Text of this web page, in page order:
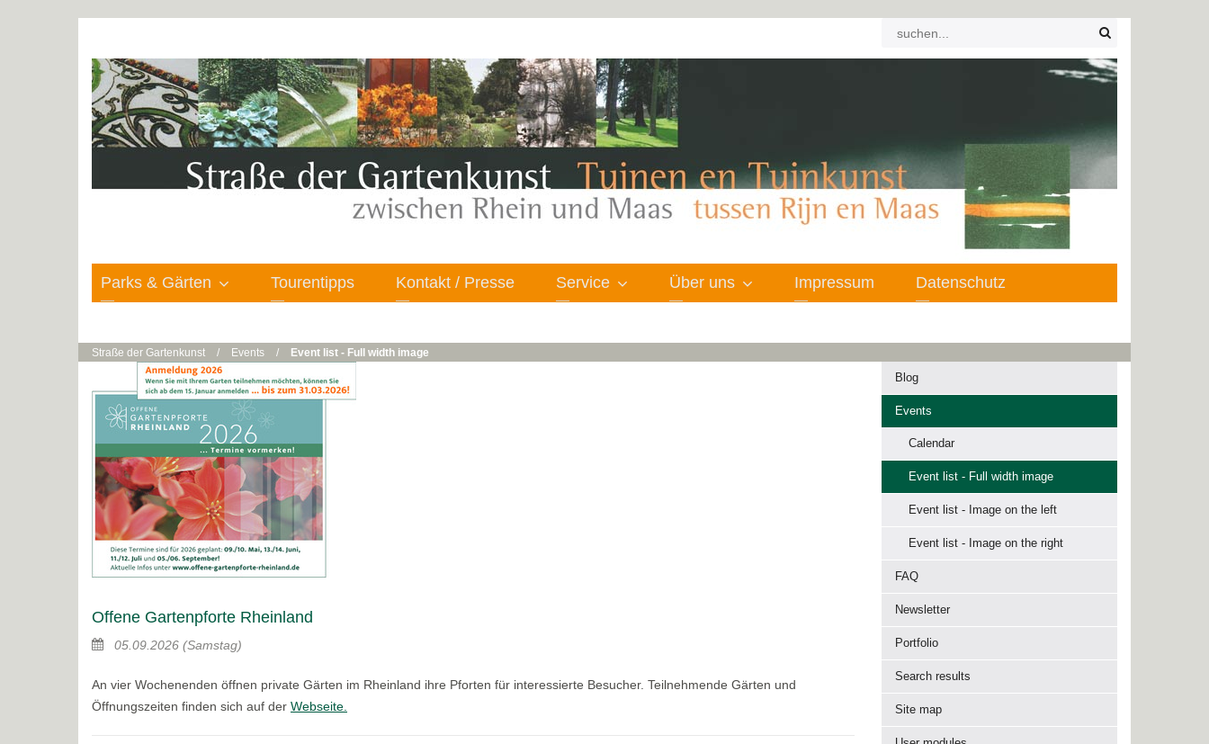
Parks & Gärten Tourentipps Kontakt / Presse Service Über uns Impressum Datenschutz
Straße der Gartenkunst / Events / Event list - Full width image
Offene Gartenpforte Rheinland
05.09.2026 (Samstag)
An vier Wochenenden öffnen private Gärten im Rheinland ihre Pforten für interessierte Besucher. Teilnehmende Gärten und
Öffnungszeiten finden sich auf der Webseite.
Blog
Events
Calendar
Event list - Full width image
Event list - Image on the left
Event list - Image on the right
FAQ
Newsletter
Portfolio
Search results
Site map